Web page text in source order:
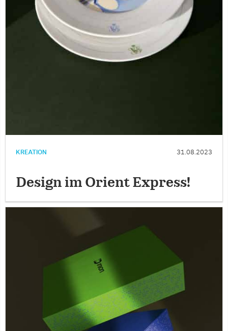
KREATION 31.08.2023
Design im Orient Express!